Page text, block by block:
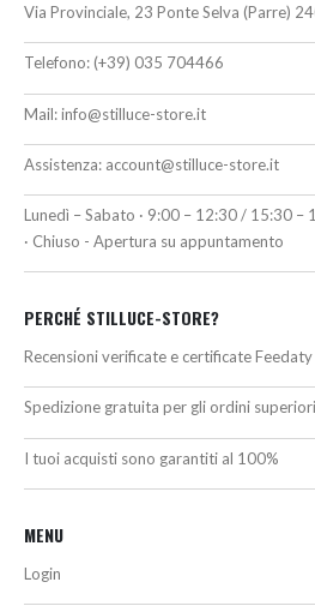
Via Provinciale, 23 Ponte Selva (Parre)
Telefono: (+39) 035 704466
Mail:info@stilluce-store.it
Assistenza: account@stilluce-store.it
Lunedì – Sabato · 9:00 – 12:30 / 15:30 –
· Chiuso - Apertura su appuntamento
PERCHÉ STILLUCE-STORE?
Recensioni verificate e certificate Feedaty
Spedizione gratuita per gli ordini
I tuoi acquisti sono garantiti al 100%
MENU
Login